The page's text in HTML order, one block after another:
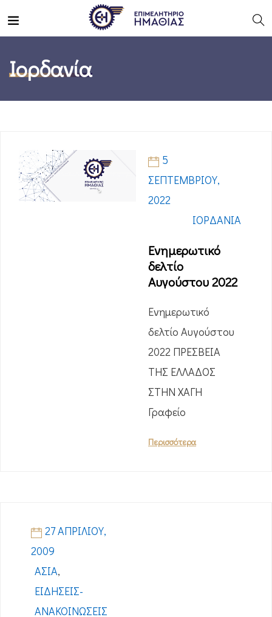
Ιορδανία
5
ΣΕΠΤΕΜΒΡΊΟΥ,
2022
ΙΟΡΔΑΝΊΑ
Eνημερωτικό
δελτίο
Αυγούστου 2022
Eνημερωτικό
δελτίο Αυγούστου
2022 ΠΡΕΣΒΕΙΑ
ΤΗΣ ΕΛΛΑΔΟΣ
ΣΤΗΝ ΧΑΓΗ
Γραφείο
Περισσότερα
27 ΑΠΡΙΛΊΟΥ,
2009
ΑΣΊΑ,
ΕΙΔΉΣΕΙΣ-
ΑΝΑΚΟΙΝΏΣΕΙΣ